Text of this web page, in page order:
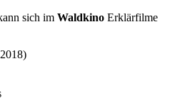
sich im Waldkino Erklärfilme